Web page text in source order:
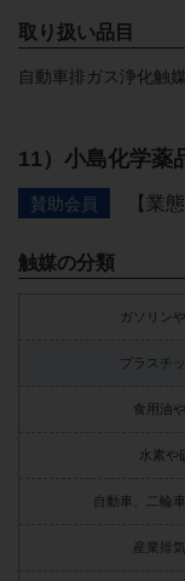
取り扱い品目
自動車排ガス浄化触
小島化学薬
賛助会員 【業
触媒の分類
ガソリン
プラスチ
食用油
水素や
自動車、二輪
産業排